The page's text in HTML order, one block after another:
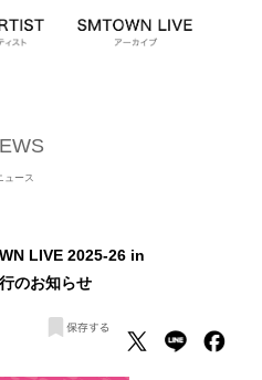
ュース
LIVE 2025-26 in
のお知らせ